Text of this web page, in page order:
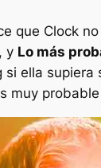
que Clock
y Lo más
si ella
muy